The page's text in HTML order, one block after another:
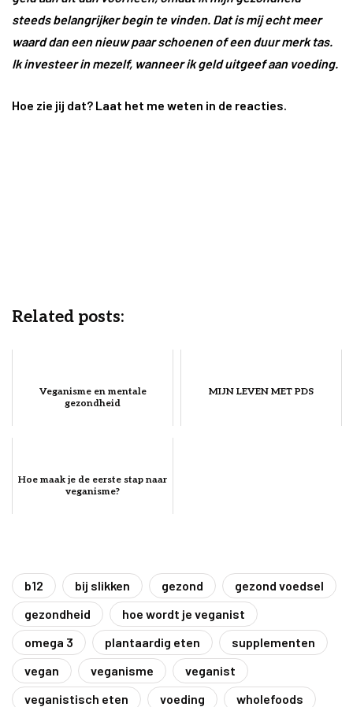
steeds belangrijker begin te vinden. Dat is mij echt meer
waard dan een nieuw paar schoenen of een duur merk tas.
Ik investeer in mezelf, wanneer ik geld uitgeef aan voeding.
Hoe zie jij dat? Laat het me weten in de reacties.
Related posts:
Veganisme en mentale
gezondheid
MIJN LEVEN MET PDS
Hoe maak je de eerste stap naar
veganisme?
b12 bij slikken gezond
gezond voedsel
gezondheid
hoe wordt je veganist
omega 3
plantaardig eten
supplementen
vegan
veganisme
veganist
veganistisch eten
voeding wholefoods